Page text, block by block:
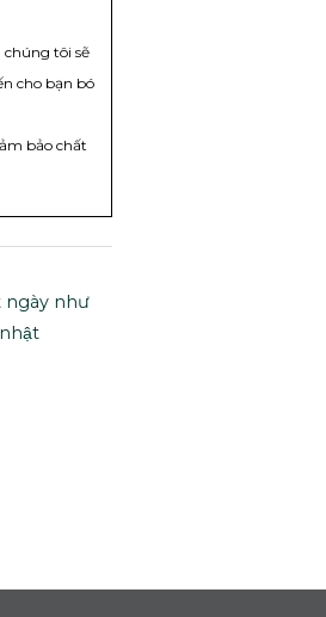
chúng tôi sẽ
cho bạn bó
bảo chất
ngày như